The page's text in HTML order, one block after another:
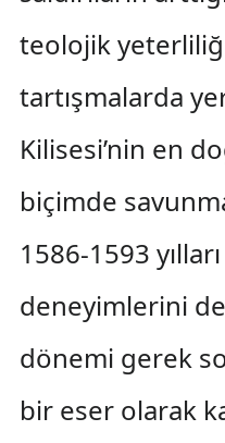
teolojik
tartışmalarda
Kilisesi’nin en
biçimde
1586-1593
deneyimlerini
dönemi gerek
bir eser olarak